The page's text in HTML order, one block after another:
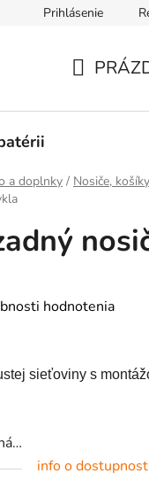
Prihlásenie
a doplnky / Nosiče,
hodnotenia
sieťoviny s
info o